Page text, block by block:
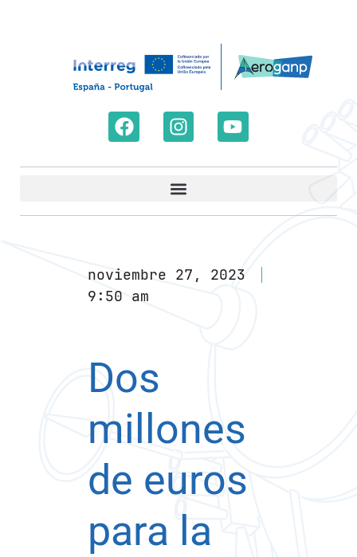
noviembre 27, 2023
9:50 am
Dos
millones
de euros
para la